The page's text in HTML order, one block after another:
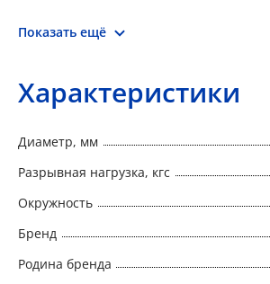
Показать ещё
Характеристики
Диаметр, мм
Разрывная нагрузка, кгс
Окружность
Бренд
Родина бренда